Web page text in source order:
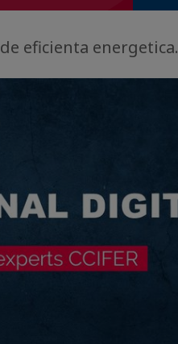
eficienta energetica.